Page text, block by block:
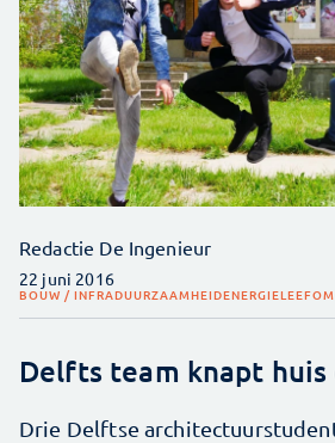
Redactie De Ingenieur
22 juni 2016
BOUW / INFRADUURZAAMHEIDENERGIE
Delfts team knapt
Drie Delftse